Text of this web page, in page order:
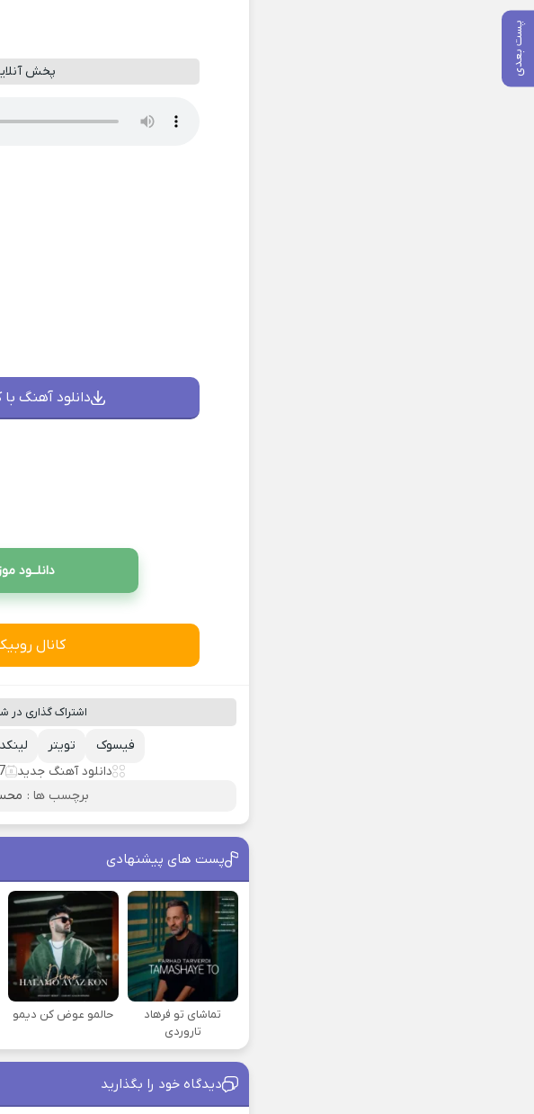
پست بعدی پخش
دانلود آهنگ با
دانلــود
کانال
اشتراک گذاری در
تویتر
فیسوک
دانلود آهنگ جدید
17
برچسب ها :
پست های پیشنهادی
تماشای تو فرهاد
تاروردی
حالمو عوض کن دیمو
دیدگاه خود را بگذارید